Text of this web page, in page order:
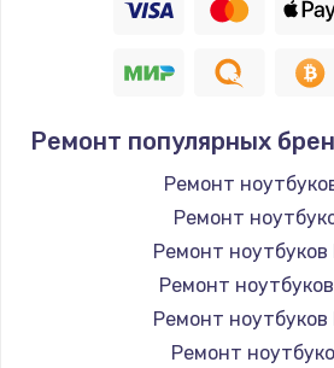
Ремонт популярных
Ремонт
Ремонт
Ремонт ноутбуков
Ремонт
Ремонт ноутбуков
Ремонт